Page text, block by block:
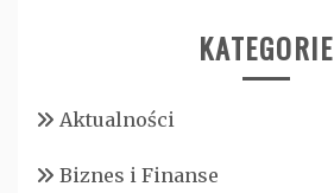
KATEGORIE
Aktualności
Biznes i Finanse